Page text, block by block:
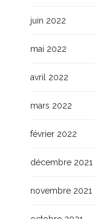
juin 2022
mai 2022
avril 2022
mars 2022
février 2022
décembre 2021
novembre 2021